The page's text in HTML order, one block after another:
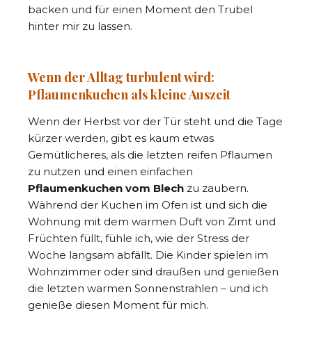
backen und für einen Moment den Trubel
hinter mir zu lassen.
Wenn der Alltag turbulent wird:
Pflaumenkuchen als kleine Auszeit
Wenn der Herbst vor der Tür steht und die Tage
kürzer werden, gibt es kaum etwas
Gemütlicheres, als die letzten reifen Pflaumen
zu nutzen und einen einfachen
Pflaumenkuchen vom Blech zu zaubern.
Während der Kuchen im Ofen ist und sich die
Wohnung mit dem warmen Duft von Zimt und
Früchten füllt, fühle ich, wie der Stress der
Woche langsam abfällt. Die Kinder spielen im
Wohnzimmer oder sind draußen und genießen
die letzten warmen Sonnenstrahlen – und ich
genieße diesen Moment für mich.